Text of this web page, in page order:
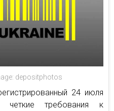
depositphotos
24 июля
четкие требования к